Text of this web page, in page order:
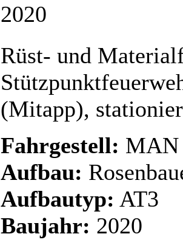
2020
Rüst- und
(Mitapp),
Fahrgestell: MAN
Aufbau:
Aufbautyp: AT3
Baujahr: 2020